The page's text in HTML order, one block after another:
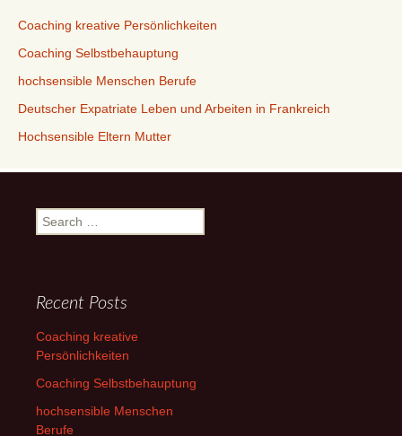
Coaching kreative Persönlichkeiten
Coaching Selbstbehauptung
hochsensible Menschen Berufe
Deutscher Expatriate Leben und Arbeiten in Frankreich
Hochsensible Eltern Mutter
Search
for:
Recent Posts
Coaching kreative
Persönlichkeiten
Coaching Selbstbehauptung
hochsensible Menschen
Berufe